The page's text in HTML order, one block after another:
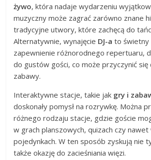
żywo, która nadaje wydarzeniu
muzyczny może zagrać zarówno znane
tradycyjne utwory, które zachęcą do
Alternatywnie, wynajęcie DJ-a to świetny
zapewnienie różnorodnego repertuaru,
do gustów gości, co może przyczynić się
zabawy.
Interaktywne stacje, takie jak gry i
doskonały pomysł na rozrywkę. Można
różnego rodzaju stacje, gdzie goście
w grach planszowych, quizach czy nawet
pojedynkach. W ten sposób zyskują nie
także okazję do zacieśniania więzi.